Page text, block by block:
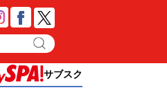
サブスク